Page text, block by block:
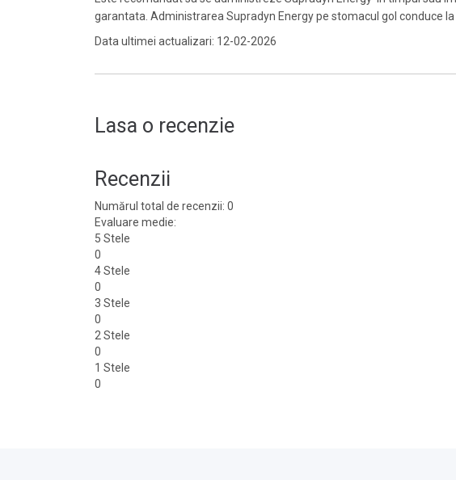
garantata. Administrarea Supradyn Energy pe stomacul gol conduce
Data ultimei actualizari: 12-02-2026
Lasa o recenzie
Recenzii
Numărul total de recenzii: 0
Evaluare medie:
5 Stele
0
4 Stele
0
3 Stele
0
2 Stele
0
1 Stele
0